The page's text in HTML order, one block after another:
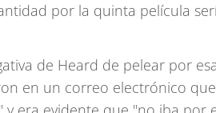
por la quinta película
de Heard de pelear por
en un correo electrónico